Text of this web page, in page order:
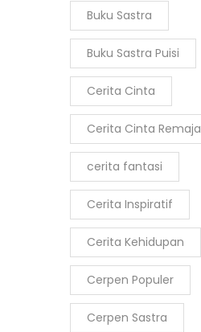
Buku Sastra
Buku Sastra Puisi
Cerita Cinta
Cerita Cinta Remaja
cerita fantasi
Cerita Inspiratif
Cerita Kehidupan
Cerpen Populer
Cerpen Sastra